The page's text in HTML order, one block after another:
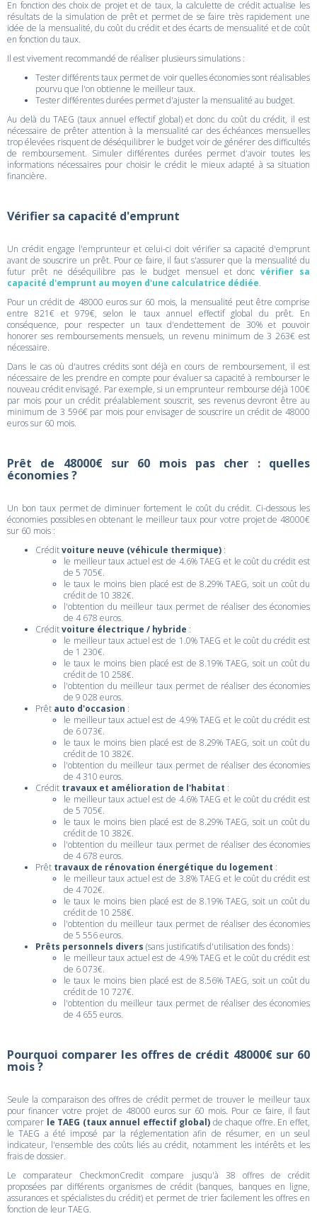
En fonction des choix de projet et de taux, la calculette de crédit actualise les
résultats de la simulation de prêt et permet de se faire très rapidement une
idée de la mensualité, du coût du crédit et des écarts de mensualité et de coût
en fonction du taux.
Il est vivement recommandé de réaliser plusieurs simulations :
Tester différents taux permet de voir quelles économies sont réalisables
pourvu que l'on obtienne le meilleur taux.
Tester différentes durées permet d'ajuster la mensualité au budget.
Au delà du TAEG (taux annuel effectif global) et donc du coût du crédit, il est
nécessaire de prêter attention à la mensualité car des échéances mensuelles
trop élevées risquent de déséquilibrer le budget voir de générer des difficultés
de remboursement. Simuler différentes durées permet d'avoir toutes les
informations nécessaires pour choisir le crédit le mieux adapté à sa situation
financière.
Vérifier sa capacité d'emprunt
Un crédit engage l'emprunteur et celui-ci doit vérifier sa capacité d'emprunt
avant de souscrire un prêt. Pour ce faire, il faut s'assurer que la mensualité du
futur prêt ne déséquilibre pas le budget mensuel et doncvérifier sa
capacité d'emprunt au moyen d'une calculatrice dédiée.
Pour un crédit de 48000 euros sur 60 mois, la mensualité peut être comprise
entre 821€ et 979€, selon le taux annuel effectif global du prêt. En
conséquence, pour respecter un taux d'endettement de 30% et pouvoir
honorer ses remboursements mensuels, un revenu minimum de 3 263€ est
nécessaire.
Dans le cas où d'autres crédits sont déjà en cours de remboursement, il est
nécessaire de les prendre en compte pour évaluer sa capacité à rembourser le
nouveau crédit envisagé. Par exemple, si un emprunteur rembourse déjà 100€
par mois pour un crédit préalablement souscrit, ses revenus devront être au
minimum de 3 596€ par mois pour envisager de souscrire un crédit de 48000
euros sur 60 mois.
Prêt de 48000€ sur 60 mois pas cher : quelles
économies ?
Un bon taux permet de diminuer fortement le coût du crédit. Ci-dessous les
économies possibles en obtenant le meilleur taux pour votre projet de 48000€
sur 60 mois :
Créditvoiture neuve (véhicule thermique) :
le meilleur taux actuel est de 4.6% TAEG et le coût du crédit est
de 5 705€.
le taux le moins bien placé est de 8.29% TAEG, soit un coût du
crédit de 10 382€.
l'obtention du meilleur taux permet de réaliser des économies
de 4 678 euros.
Créditvoiture électrique / hybride :
le meilleur taux actuel est de 1.0% TAEG et le coût du crédit est
de 1 230€.
le taux le moins bien placé est de 8.19% TAEG, soit un coût du
crédit de 10 258€.
l'obtention du meilleur taux permet de réaliser des économies
de 9 028 euros.
Prêt auto d'occasion :
le meilleur taux actuel est de 4.9% TAEG et le coût du crédit est
de 6 073€.
le taux le moins bien placé est de 8.29% TAEG, soit un coût du
crédit de 10 382€.
l'obtention du meilleur taux permet de réaliser des économies
de 4 310 euros.
Crédit travaux et amélioration de l'habitat :
le meilleur taux actuel est de 4.6% TAEG et le coût du crédit est
de 5 705€.
le taux le moins bien placé est de 8.29% TAEG, soit un coût du
crédit de 10 382€.
l'obtention du meilleur taux permet de réaliser des économies
de 4 678 euros.
Prêt travaux de rénovation énergétique du logement :
le meilleur taux actuel est de 3.8% TAEG et le coût du crédit est
de 4 702€.
le taux le moins bien placé est de 8.19% TAEG, soit un coût du
crédit de 10 258€.
l'obtention du meilleur taux permet de réaliser des économies
de 5 556 euros.
Prêts personnels divers (sans justificatifs d'utilisation des fonds) :
le meilleur taux actuel est de 4.9% TAEG et le coût du crédit est
de 6 073€.
le taux le moins bien placé est de 8.56% TAEG, soit un coût du
crédit de 10 727€.
l'obtention du meilleur taux permet de réaliser des économies
de 4 655 euros.
Pourquoi comparer les offres de crédit 48000€ sur 60
mois ?
Seule la comparaison des offres de crédit permet de trouver le meilleur taux
pour financer votre projet de 48000 euros sur 60 mois. Pour ce faire, il faut
comparer le TAEG (taux annuel effectif global) de chaque offre. En effet,
le TAEG a été imposé par la réglementation afin de résumer, en un seul
indicateur, l'ensemble des coûts liés au crédit, notamment les intérêts et les
frais de dossier.
Le comparateur CheckmonCredit compare jusqu'à 38 offres de crédit
proposées par différents organismes de crédit (banques, banques en ligne,
assurances et spécialistes du crédit) et permet de trier facilement les offres en
fonction de leur TAEG.